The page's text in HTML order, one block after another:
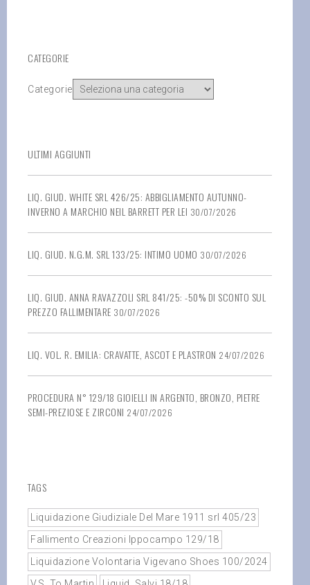
CATEGORIE
Categorie
ULTIMI AGGIUNTI
LIQ. GIUD. WHITE SRL 426/25: ABBIGLIAMENTO AUTUNNO-
INVERNO A MARCHIO NEIL BARRETT PER LEI 30/07/2026
LIQ. GIUD. N.G.M. SRL 133/25: INTIMO UOMO 30/07/2026
LIQ. GIUD. ANNA RAVAZZOLI SRL 841/25: -50% DI SCONTO SUL
PREZZO FALLIMENTARE 30/07/2026
LIQ. VOL. R. EMILIA: CRAVATTE, ASCOT E PLASTRON 24/07/2026
PROCEDURA N° 129/18 GIOIELLI IN ARGENTO, BRONZO, PIETRE
SEMI-PREZIOSE E ZIRCONI 24/07/2026
TAGS
Liquidazione Giudiziale Del Mare 1911 srl 405/23
Fallimento Creazioni Ippocampo 129/18
Liquidazione Volontaria Vigevano Shoes 100/2024